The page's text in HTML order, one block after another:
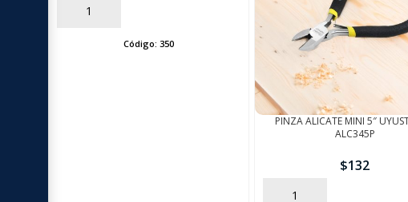
AÑADIR
Código:350
PINZA ALICATE MINI 5″
ALC345P
$132
AÑADIR